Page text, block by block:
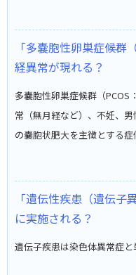
「多嚢胞性卵巣症候群
経異常が現れる？
多嚢胞性卵巣症候群（
常（無月経など）、不妊、
の嚢胞状肥大を主徴とする症
「遺伝性疾患（遺伝
に実施される？
遺伝子疾患は染色体異常症と